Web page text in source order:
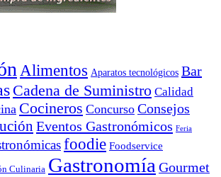
Alimentos Aparatos tecnológicos Bar
Cadena de Suministro Calidad
Cocineros Concurso Consejos
Eventos Gastronómicos Feria
foodie Foodservice
Culinaria Gastronomía Gourmet